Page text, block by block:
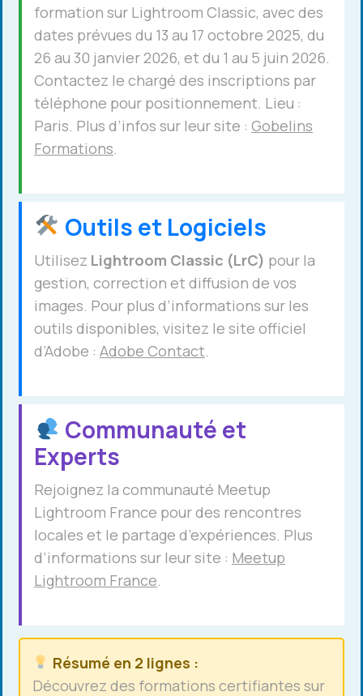
formation sur Lightroom Classic, avec des
dates prévues du 13 au 17 octobre 2025, du
26 au 30 janvier 2026, et du 1 au 5 juin 2026.
Contactez le chargé des inscriptions par
téléphone pour positionnement. Lieu :
Paris. Plus d’infos sur leur site : Gobelins
Formations.
Outils et Logiciels
Utilisez Lightroom Classic (LrC) pour la
gestion, correction et diffusion de vos
images. Pour plus d’informations sur les
outils disponibles, visitez le site officiel
d’Adobe : Adobe Contact.
Communauté et
Experts
Rejoignez la communauté Meetup
Lightroom France pour des rencontres
locales et le partage d’expériences. Plus
d’informations sur leur site : Meetup
Lightroom France.
Résumé en 2 lignes :
Découvrez des formations certifiantes sur